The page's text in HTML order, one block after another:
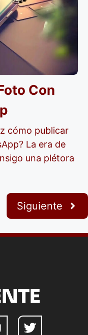
Con
cómo publicar
La era de
una plétora
Siguiente